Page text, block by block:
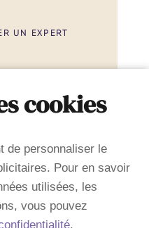
UN EXPERT
LA FICHE
cookies
de personnaliser le
Pour en savoir
utilisées, les
vous pouvez
.